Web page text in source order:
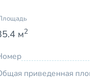
м2
приведенная